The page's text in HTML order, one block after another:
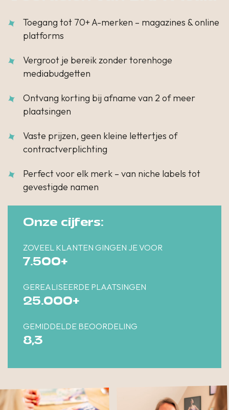
Toegang tot 70+ A-merken – magazines & online
platforms
Vergroot je bereik zonder torenhoge
mediabudgetten
Ontvang korting bij afname van 2 of meer
plaatsingen
Vaste prijzen, geen kleine lettertjes of
contractverplichting
Perfect voor elk merk – van niche labels tot
gevestigde namen
Onze cijfers:
ZOVEEL KLANTEN GINGEN JE VOOR
7.500+
GEREALISEERDE PLAATSINGEN
25.000+
GEMIDDELDE BEOORDELING
8,3